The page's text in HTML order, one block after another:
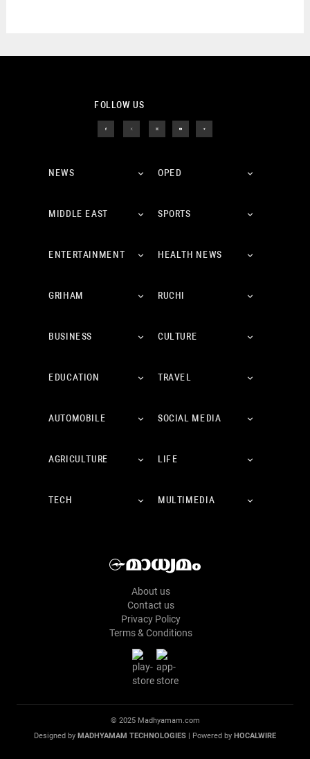
FOLLOW US
NEWS OPED
MIDDLE EAST SPORTS
ENTERTAINMENT HEALTH NEWS
GRIHAM RUCHI
BUSINESS CULTURE
EDUCATION TRAVEL
AUTOMOBILE SOCIAL MEDIA
AGRICULTURE LIFE
TECH MULTIMEDIA
About us
Contact us
Privacy Policy
Terms & Conditions
© 2025 Madhyamam.com
Designed by MADHYAMAM TECHNOLOGIES | Powered by HOCALWIRE